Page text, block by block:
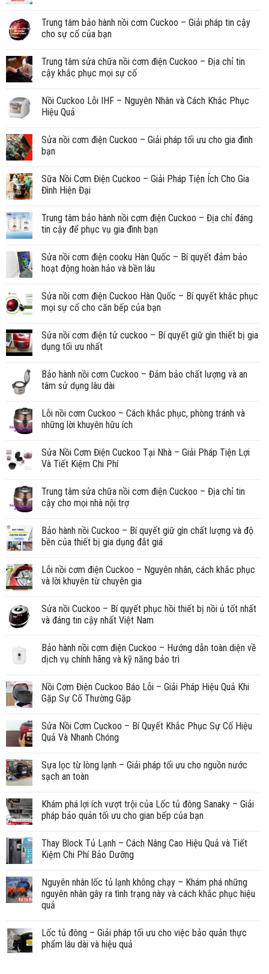
Trung tâm bảo hành nồi cơm Cuckoo – Giải pháp tin cậy
cho sự cố của bạn
Trung tâm sửa chữa nồi cơm điện Cuckoo – Địa chỉ tin
cậy khắc phục mọi sự cố
Nồi Cuckoo Lỗi IHF – Nguyên Nhân và Cách Khắc Phục
Hiệu Quả
Sửa nồi cơm điện Cuckoo – Giải pháp tối ưu cho gia đình
bạn
Sữa Nồi Cơm Điện Cuckoo – Giải Pháp Tiện Ích Cho Gia
Đình Hiện Đại
Trung tâm bảo hành nồi cơm điện Cuckoo – Địa chỉ đáng
tin cậy để phục vụ gia đình bạn
Sửa nồi cơm điện cooku Hàn Quốc – Bí quyết đảm bảo
hoạt động hoàn hảo và bền lâu
Sửa nồi cơm điện Cuckoo Hàn Quốc – Bí quyết khắc phục
mọi sự cố cho căn bếp của bạn
Sửa nồi cơm điện tử cuckoo – Bí quyết giữ gìn thiết bị gia
dụng tối ưu nhất
Bảo hành nồi cơm Cuckoo – Đảm bảo chất lượng và an
tâm sử dụng lâu dài
Lỗi nồi cơm Cuckoo – Cách khắc phục, phòng tránh và
những lời khuyên hữu ích
Sửa Nồi Cơm Điện Cuckoo Tại Nhà – Giải Pháp Tiện Lợi
Và Tiết Kiệm Chi Phí
Trung tâm sửa chữa nồi cơm điện Cuckoo – Địa chỉ tin
cậy cho mọi nhà nội trợ
Bảo hành nồi Cuckoo – Bí quyết giữ gìn chất lượng và độ
bền của thiết bị gia dụng đắt giá
Lỗi nồi cơm điện Cuckoo – Nguyên nhân, cách khắc phục
và lời khuyên từ chuyên gia
Sửa nồi Cuckoo – Bí quyết phục hồi thiết bị nồi ủ tốt nhất
và đáng tin cậy nhất Việt Nam
Bảo hành nồi cơm điện Cuckoo – Hướng dẫn toàn diện về
dịch vụ chính hãng và kỹ năng bảo trì
Nồi Cơm Điện Cuckoo Báo Lỗi – Giải Pháp Hiệu Quả Khi
Gặp Sự Cố Thường Gặp
Sửa Nồi Cơm Cuckoo – Bí Quyết Khắc Phục Sự Cố Hiệu
Quả Và Nhanh Chóng
Sựa lọc từ lòng lạnh – Giải pháp tối ưu cho nguồn nước
sạch an toàn
Khám phá lợi ích vượt trội của Lốc tủ đông Sanaky – Giải
pháp bảo quản tối ưu cho gian bếp của bạn
Thay Block Tủ Lạnh – Cách Nâng Cao Hiệu Quả và Tiết
Kiệm Chi Phí Bảo Dưỡng
Nguyên nhân lốc tủ lạnh không chạy – Khám phá những
nguyên nhân gây ra tình trạng này và cách khắc phục hiệu
quả
Lốc tủ đông – Giải pháp tối ưu cho việc bảo quản thực
phẩm lâu dài và hiệu quả